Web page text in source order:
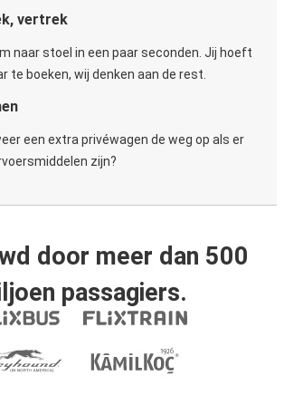
vertrek
naar stoel in een paar seconden. Jij hoeft
te boeken, wij denken aan de rest.
een extra privéwagen de weg op als er
zijn?
door meer dan 500
passagiers.